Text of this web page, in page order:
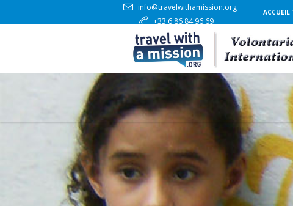
ACCUEIL
info@travelwithamission.org
+33 6 86 84 96 69